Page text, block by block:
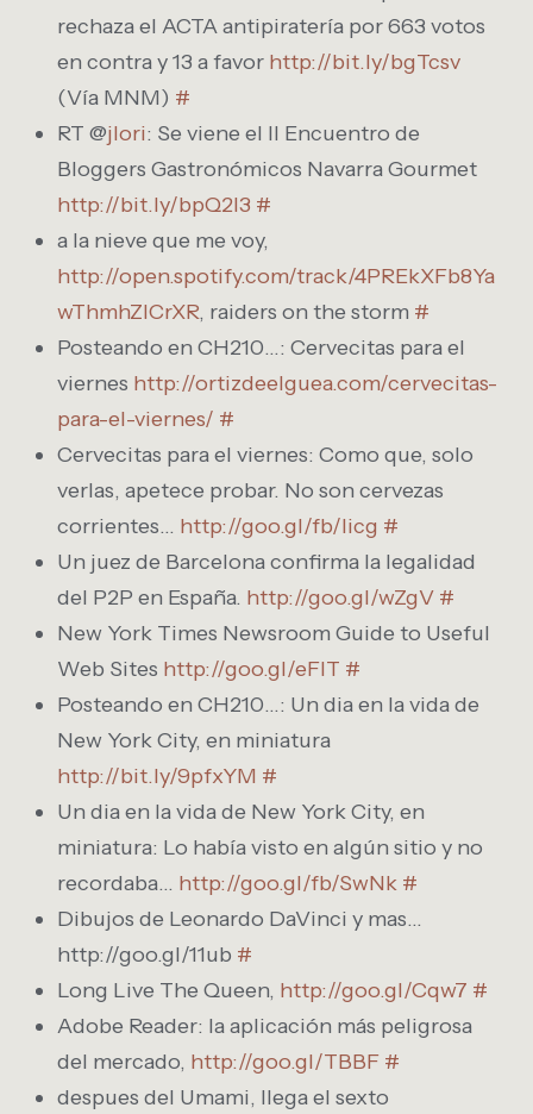
rechaza el ACTA antipiratería por 663 votos
en contra y 13 a favor http://bit.ly/bgTcsv
(Vía MNM) #
RT @jlori: Se viene el II Encuentro de
Bloggers Gastronómicos Navarra Gourmet
http://bit.ly/bpQ2I3 #
a la nieve que me voy,
http://open.spotify.com/track/4PREkXFb8Ya
wThmhZICrXR, raiders on the storm #
Posteando en CH210…: Cervecitas para el
viernes http://ortizdeelguea.com/cervecitas-
para-el-viernes/ #
Cervecitas para el viernes: Como que, solo
verlas, apetece probar. No son cervezas
corrientes… http://goo.gl/fb/Iicg #
Un juez de Barcelona confirma la legalidad
del P2P en España. http://goo.gl/wZgV #
New York Times Newsroom Guide to Useful
Web Sites http://goo.gl/eFlT #
Posteando en CH210…: Un dia en la vida de
New York City, en miniatura
http://bit.ly/9pfxYM #
Un dia en la vida de New York City, en
miniatura: Lo había visto en algún sitio y no
recordaba… http://goo.gl/fb/SwNk #
Dibujos de Leonardo DaVinci y mas…
http://goo.gl/11ub #
Long Live The Queen, http://goo.gl/Cqw7 #
Adobe Reader: la aplicación más peligrosa
del mercado, http://goo.gl/TBBF #
despues del Umami, llega el sexto